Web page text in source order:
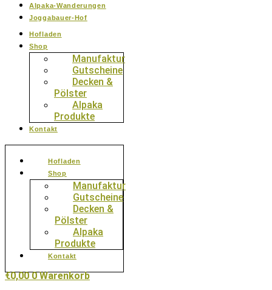
Alpaka-Wanderungen
Joggabauer-Hof
Hofladen
Shop
Manufaktur
Gutscheine
Decken &
Pölster
Alpaka
Produkte
Kontakt
Hofladen
Shop
Manufaktur
Gutscheine
Decken &
Pölster
Alpaka
Produkte
Kontakt
€0,00 0 Warenkorb